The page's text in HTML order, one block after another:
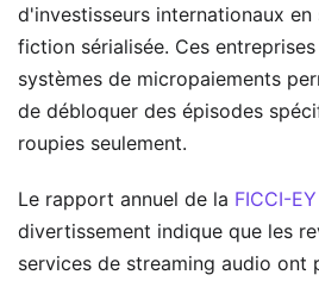
d'investisseurs internationaux
fiction sérialisée. Ces
systèmes de micropaiements
de débloquer des épisodes
roupies seulement.
Le rapport annuel de la FICCI-EY
divertissement indique que les
services de streaming audio ont